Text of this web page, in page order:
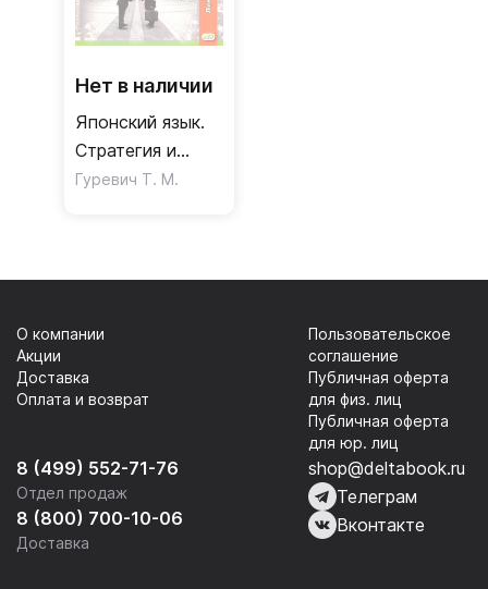
Нет в наличии
Японский язык.
Стратегия и
тактика
Гуревич Т. М.
8 (499) 552-71-76
Отдел продаж
8 (800) 700-10-06
Доставка
О компании
Акции
Доставка
Оплата и возврат
Пользовательское
соглашение
Публичная оферта
для физ. лиц
Публичная оферта
для юр. лиц
shop@deltabook.ru
Телеграм
Вконтакте